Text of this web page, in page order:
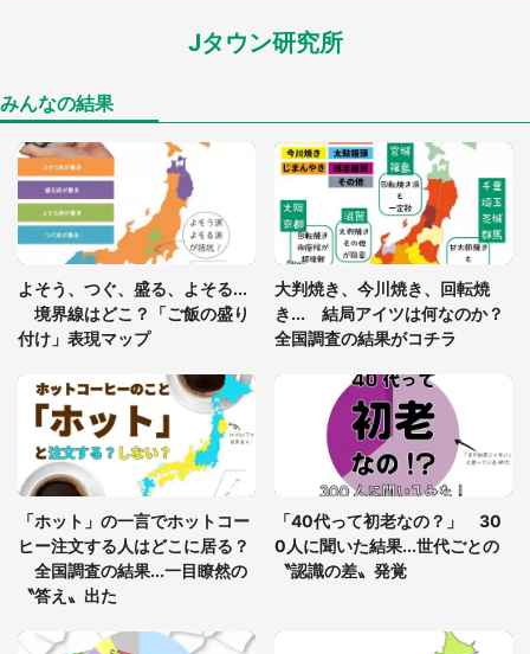
家に〝デカい蛾〟が居座り続けて3日間...ビビり続
「○○がない街に住んでいます」住人の呟きに30万
人驚がく 何が存在しないか、あなたはわかる？
「閉所恐怖症の私は新幹線で大パニック。隣席の青
年に『手を繋いで』とお願いしたら...」 体験談に
8万人感動
知らぬおじいさんがわざわざ声をかけてきて（兵庫
県・30代女性）
「ゾワゾワする」「本当に気持ち悪い」 道端でバ
グっちゃってた〝野生の野菜〟に6.5万人戦慄
Jタウン研究所
みんなの結果
よそう、つぐ、盛る、よそる...
境界線はどこ？「ご飯の盛り
付け」表現マップ
大判焼き、今川焼き、回転焼
き... 結局アイツは何なのか？
全国調査の結果がコチラ
「ホット」の一言でホットコー
ヒー注文する人はどこに居る？
全国調査の結果...一目瞭然の
〝答え〟出た
「40代って初老なの？」 30
0人に聞いた結果...世代ごとの
〝認識の差〟発覚